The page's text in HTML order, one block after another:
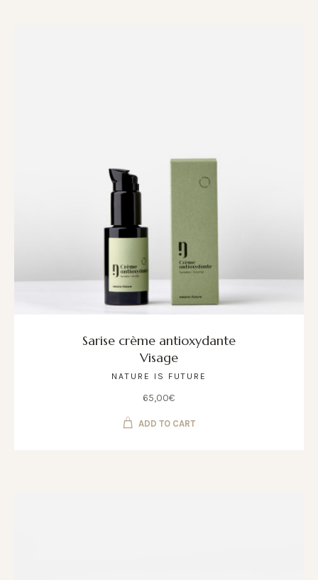
Sarise crème antioxydante
Visage
NATURE IS FUTURE
65,00€
ADD TO CART